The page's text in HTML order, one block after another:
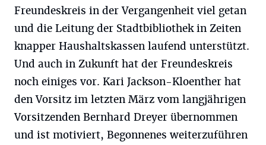
Freundeskreis in der Vergangenheit viel getan
und die Leitung der Stadtbibliothek in Zeiten
knapper Haushaltskassen laufend unterstützt.
Und auch in Zukunft hat der Freundeskreis
noch einiges vor. Kari Jackson-Kloenther hat
den Vorsitz im letzten März vom langjährigen
Vorsitzenden Bernhard Dreyer übernommen
und ist motiviert, Begonnenes weiterzuführen